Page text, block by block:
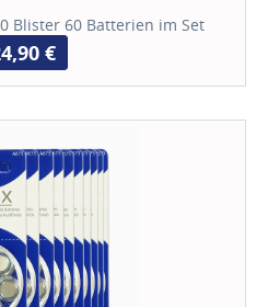
Blister 60 Batterien im Set
€